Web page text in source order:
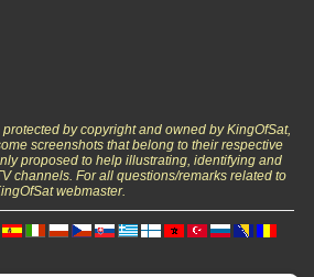
by copyright and owned by KingOfSat,
screenshots that belong to their respective
proposed to help illustrating, identifying and
channels. For all questions/remarks related to
webmaster.